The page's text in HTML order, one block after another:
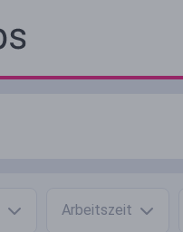
Arbeitszeit